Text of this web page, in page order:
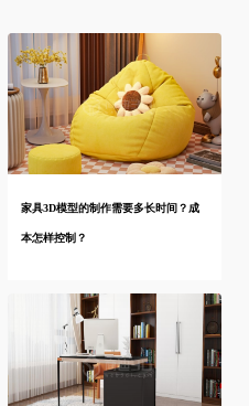
家具3D模型的制作需要多长时间？成
本怎样控制？